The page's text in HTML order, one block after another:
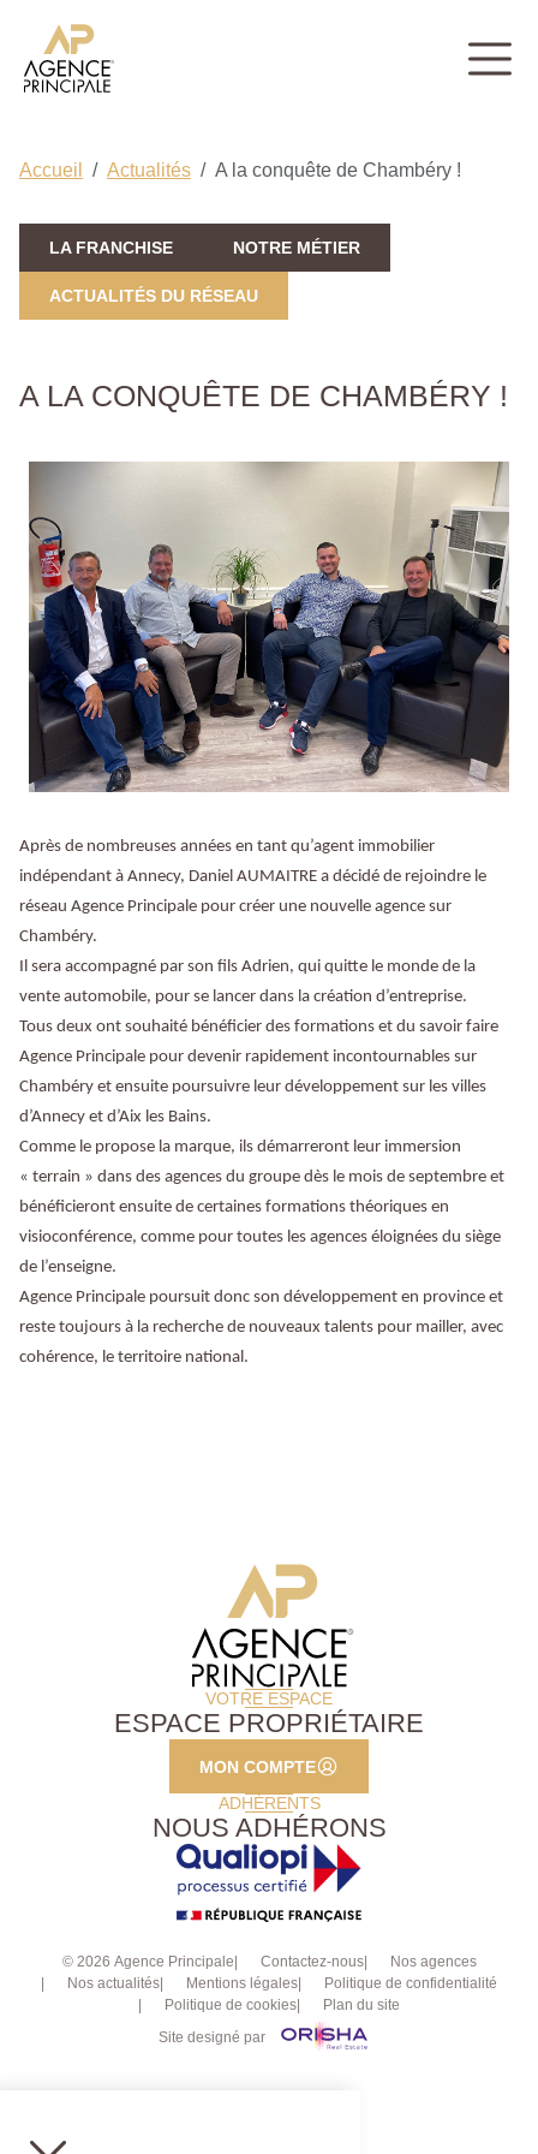
Accueil Actualités A la conquête de Chambéry !
LA FRANCHISE NOTRE MÉTIER
ACTUALITÉS DU RÉSEAU
A LA CONQUÊTE DE CHAMBÉRY !
Après de nombreuses années en tant qu’agent immobilier
indépendant à Annecy, Daniel AUMAITRE a décidé de rejoindre le
réseau Agence Principale pour créer une nouvelle agence sur
Chambéry.
Il sera accompagné par son fils Adrien, qui quitte le monde de la
vente automobile, pour se lancer dans la création d’entreprise.
Tous deux ont souhaité bénéficier des formations et du savoir faire
Agence Principale pour devenir rapidement incontournables sur
Chambéry et ensuite poursuivre leur développement sur les villes
d’Annecy et d’Aix les Bains.
Comme le propose la marque, ils démarreront leur immersion
« terrain » dans des agences du groupe dès le mois de septembre et
bénéficieront ensuite de certaines formations théoriques en
visioconférence, comme pour toutes les agences éloignées du siège
de l’enseigne.
Agence Principale poursuit donc son développement en province et
reste toujours à la recherche de nouveaux talents pour mailler, avec
cohérence, le territoire national.
VOTRE ESPACE
ESPACE PROPRIÉTAIRE
MON COMPTE
ADHÉRENTS
NOUS ADHÉRONS
© 2026 Agence Principale Contactez-nous
Nos agences
Nos actualités
Mentions légales
Politique de confidentialité
Politique de cookies
Plan du site
Site designé par